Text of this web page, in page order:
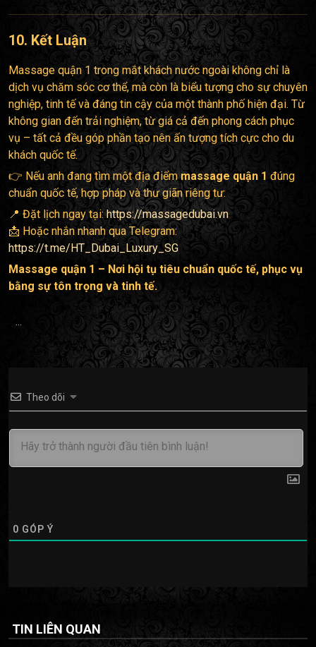
10. Kết Luận
Massage quận 1 trong mắt khách nước ngoài không chỉ là
dịch vụ chăm sóc cơ thể, mà còn là biểu tượng cho sự chuyên
nghiệp, tinh tế và đáng tin cậy của một thành phố hiện đại. Từ
không gian đến trải nghiệm, từ giá cả đến phong cách phục
vụ – tất cả đều góp phần tạo nên ấn tượng tích cực cho du
khách quốc tế.
👉 Nếu anh đang tìm một địa điểmmassage quận 1 đúng
chuẩn quốc tế, hợp pháp và thư giãn riêng tư:
📍 Đặt lịch ngay tại:https://massagedubai.vn
📩 Hoặc nhắn nhanh qua Telegram:
https://t.me/HT_Dubai_Luxury_SG
Massage quận 1 – Nơi hội tụ tiêu chuẩn quốc tế, phục vụ
bằng sự tôn trọng và tinh tế.
Theo dõi
0 GÓP Ý
TIN LIÊN QUAN